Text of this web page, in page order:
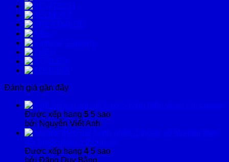
Đánh giá gần đây
Kính hiển vi soi nổi Luxeo
Được xếp hạng 5 5 sao
bởi Nguyễn Viết Anh
Monitor theo
dõi bệnh nhân 3 thông số
Được xếp hạng 4 5 sao